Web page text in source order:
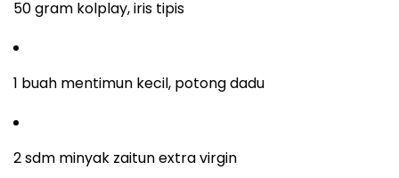
50 gram kolplay, iris tipis
1 buah mentimun kecil, potong dadu
2 sdm minyak zaitun extra virgin